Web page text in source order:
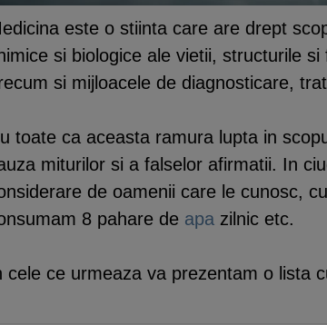
este o stiinta care are drept
si biologice ale vietii, structurile
si mijloacele de diagnosticare,
toate ca aceasta ramura lupta in
miturilor si a falselor afirmatii. In
de oamenii care le cunosc,
8 pahare de apa zilnic etc.
cele ce urmeaza va prezentam o lista